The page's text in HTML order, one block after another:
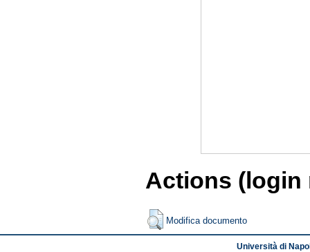
Actions (login
Modifica documento
Università di